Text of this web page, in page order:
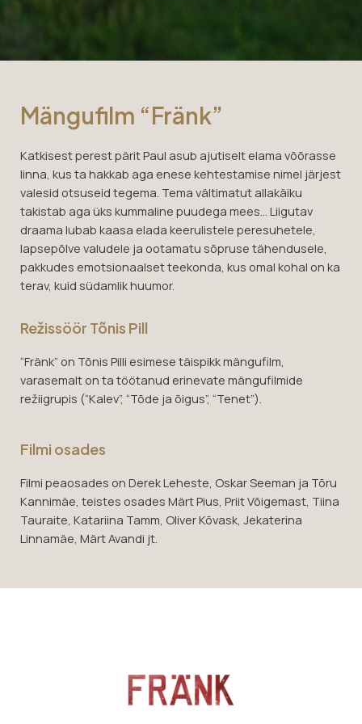
Mängufilm “Fränk”
Katkisest perest pärit Paul asub ajutiselt elama võõrasse
linna, kus ta hakkab aga enese kehtestamise nimel järjest
valesid otsuseid tegema. Tema vältimatut allakäiku
takistab aga üks kummaline puudega mees… Liigutav
draama lubab kaasa elada keerulistele peresuhetele,
lapsepõlve valudele ja ootamatu sõpruse tähendusele,
pakkudes emotsionaalset teekonda, kus omal kohal on ka
terav, kuid südamlik huumor.
Režissöör Tõnis Pill
“Fränk” on Tõnis Pilli esimese täispikk mängufilm,
varasemalt on ta töötanud erinevate mängufilmide
režiigrupis (“Kalev”, “Tõde ja õigus”, “Tenet”).
Filmi osades
Filmi peaosades on Derek Leheste, Oskar Seeman ja Tõru
Kannimäe, teistes osades Märt Pius, Priit Võigemast, Tiina
Tauraite, Katariina Tamm, Oliver Kõvask, Jekaterina
Linnamäe, Märt Avandi jt.